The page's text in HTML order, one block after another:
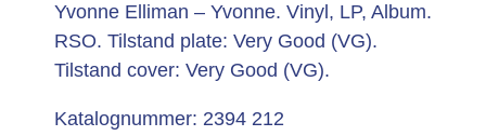
Yvonne Elliman – Yvonne. Vinyl, LP, Album.
RSO. Tilstand plate: Very Good (VG).
Tilstand cover: Very Good (VG).
Katalognummer: 2394 212